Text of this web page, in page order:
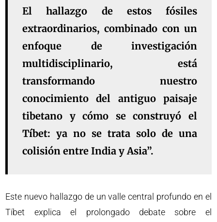
El hallazgo de estos fósiles
extraordinarios, combinado con un
enfoque de investigación
multidisciplinario, está
transformando nuestro
conocimiento del antiguo paisaje
tibetano y cómo se construyó el
Tíbet: ya no se trata solo de una
colisión entre India y Asia”.
Este nuevo hallazgo de un valle central profundo en el
Tíbet explica el prolongado debate sobre el